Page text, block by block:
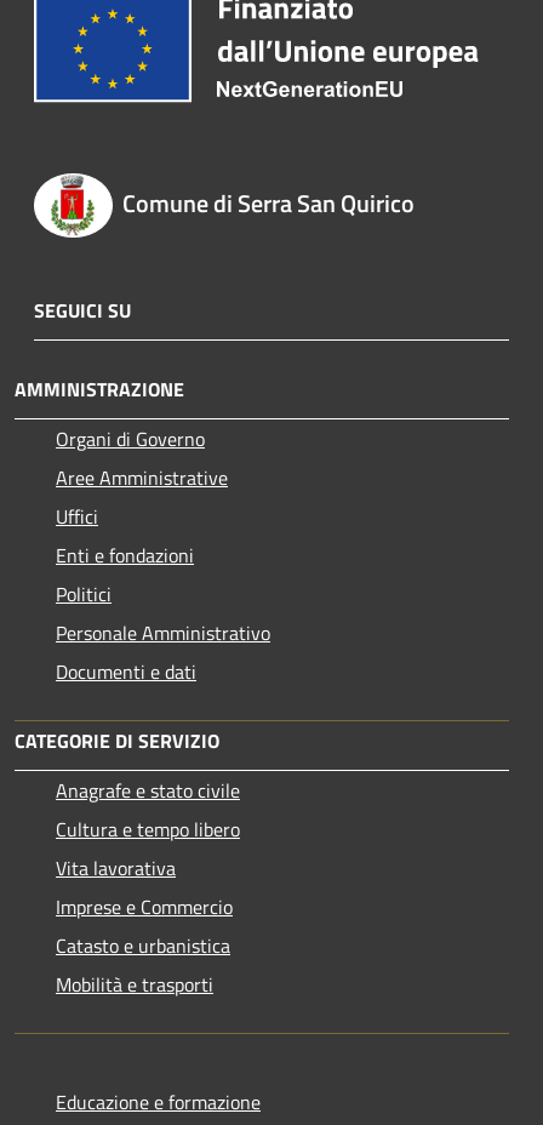
Comune di Serra San Quirico
SEGUICI SU
AMMINISTRAZIONE
Organi di Governo
Aree Amministrative
Uffici
Enti e fondazioni
Politici
Personale Amministrativo
Documenti e dati
CATEGORIE DI SERVIZIO
Anagrafe e stato civile
Cultura e tempo libero
Vita lavorativa
Imprese e Commercio
Catasto e urbanistica
Mobilità e trasporti
Educazione e formazione